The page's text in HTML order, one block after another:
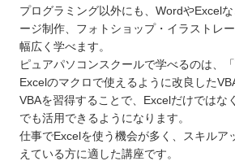
プログラミング以外にも、WordやExcel
ージ制作、フォトショップ・イラストレ
幅広く学べます。
ピュアパソコンスクールで学べるのは、
Excelのマクロで使えるように改良した
VBAを習得することで、Excelだけではな
でも活用できるようになります。
仕事でExcelを使う機会が多く、スキルア
えている方に適した講座です。